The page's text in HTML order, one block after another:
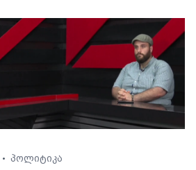
• პოლიტიკა